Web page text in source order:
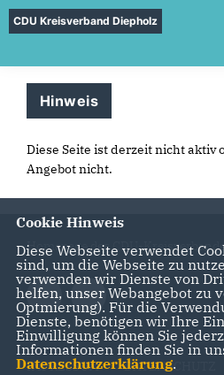
CDU Kreisverband Diepholz
Hinweis
Diese Seite ist derzeit nicht
Angebot nicht.
Homepage des CDU-
IMPRESSUM DATENSCHUTZ
Cookie Hinweis
Diese Webseite verwendet
sind, um die Webseite zu
verwenden wir Dienste von
helfen, unser Webangebot zu
Optmierung). Für die
Dienste, benötigen wir Ihre
Einwilligung können Sie
Informationen finden Sie in
Datenschutzerklärung.